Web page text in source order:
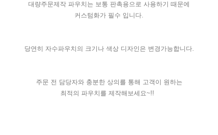
대량주문제작 파우치는 보통 판촉용으로 사용하기 때문에
커스텀화가 필수 입니다.
당연히 자수파우치의 크기나 색상 디자인은 변경가능합니다.
주문 전 담당자와 충분한 상의를 통해 고객이 원하는
최적의 파우치를 제작해보세요~!!